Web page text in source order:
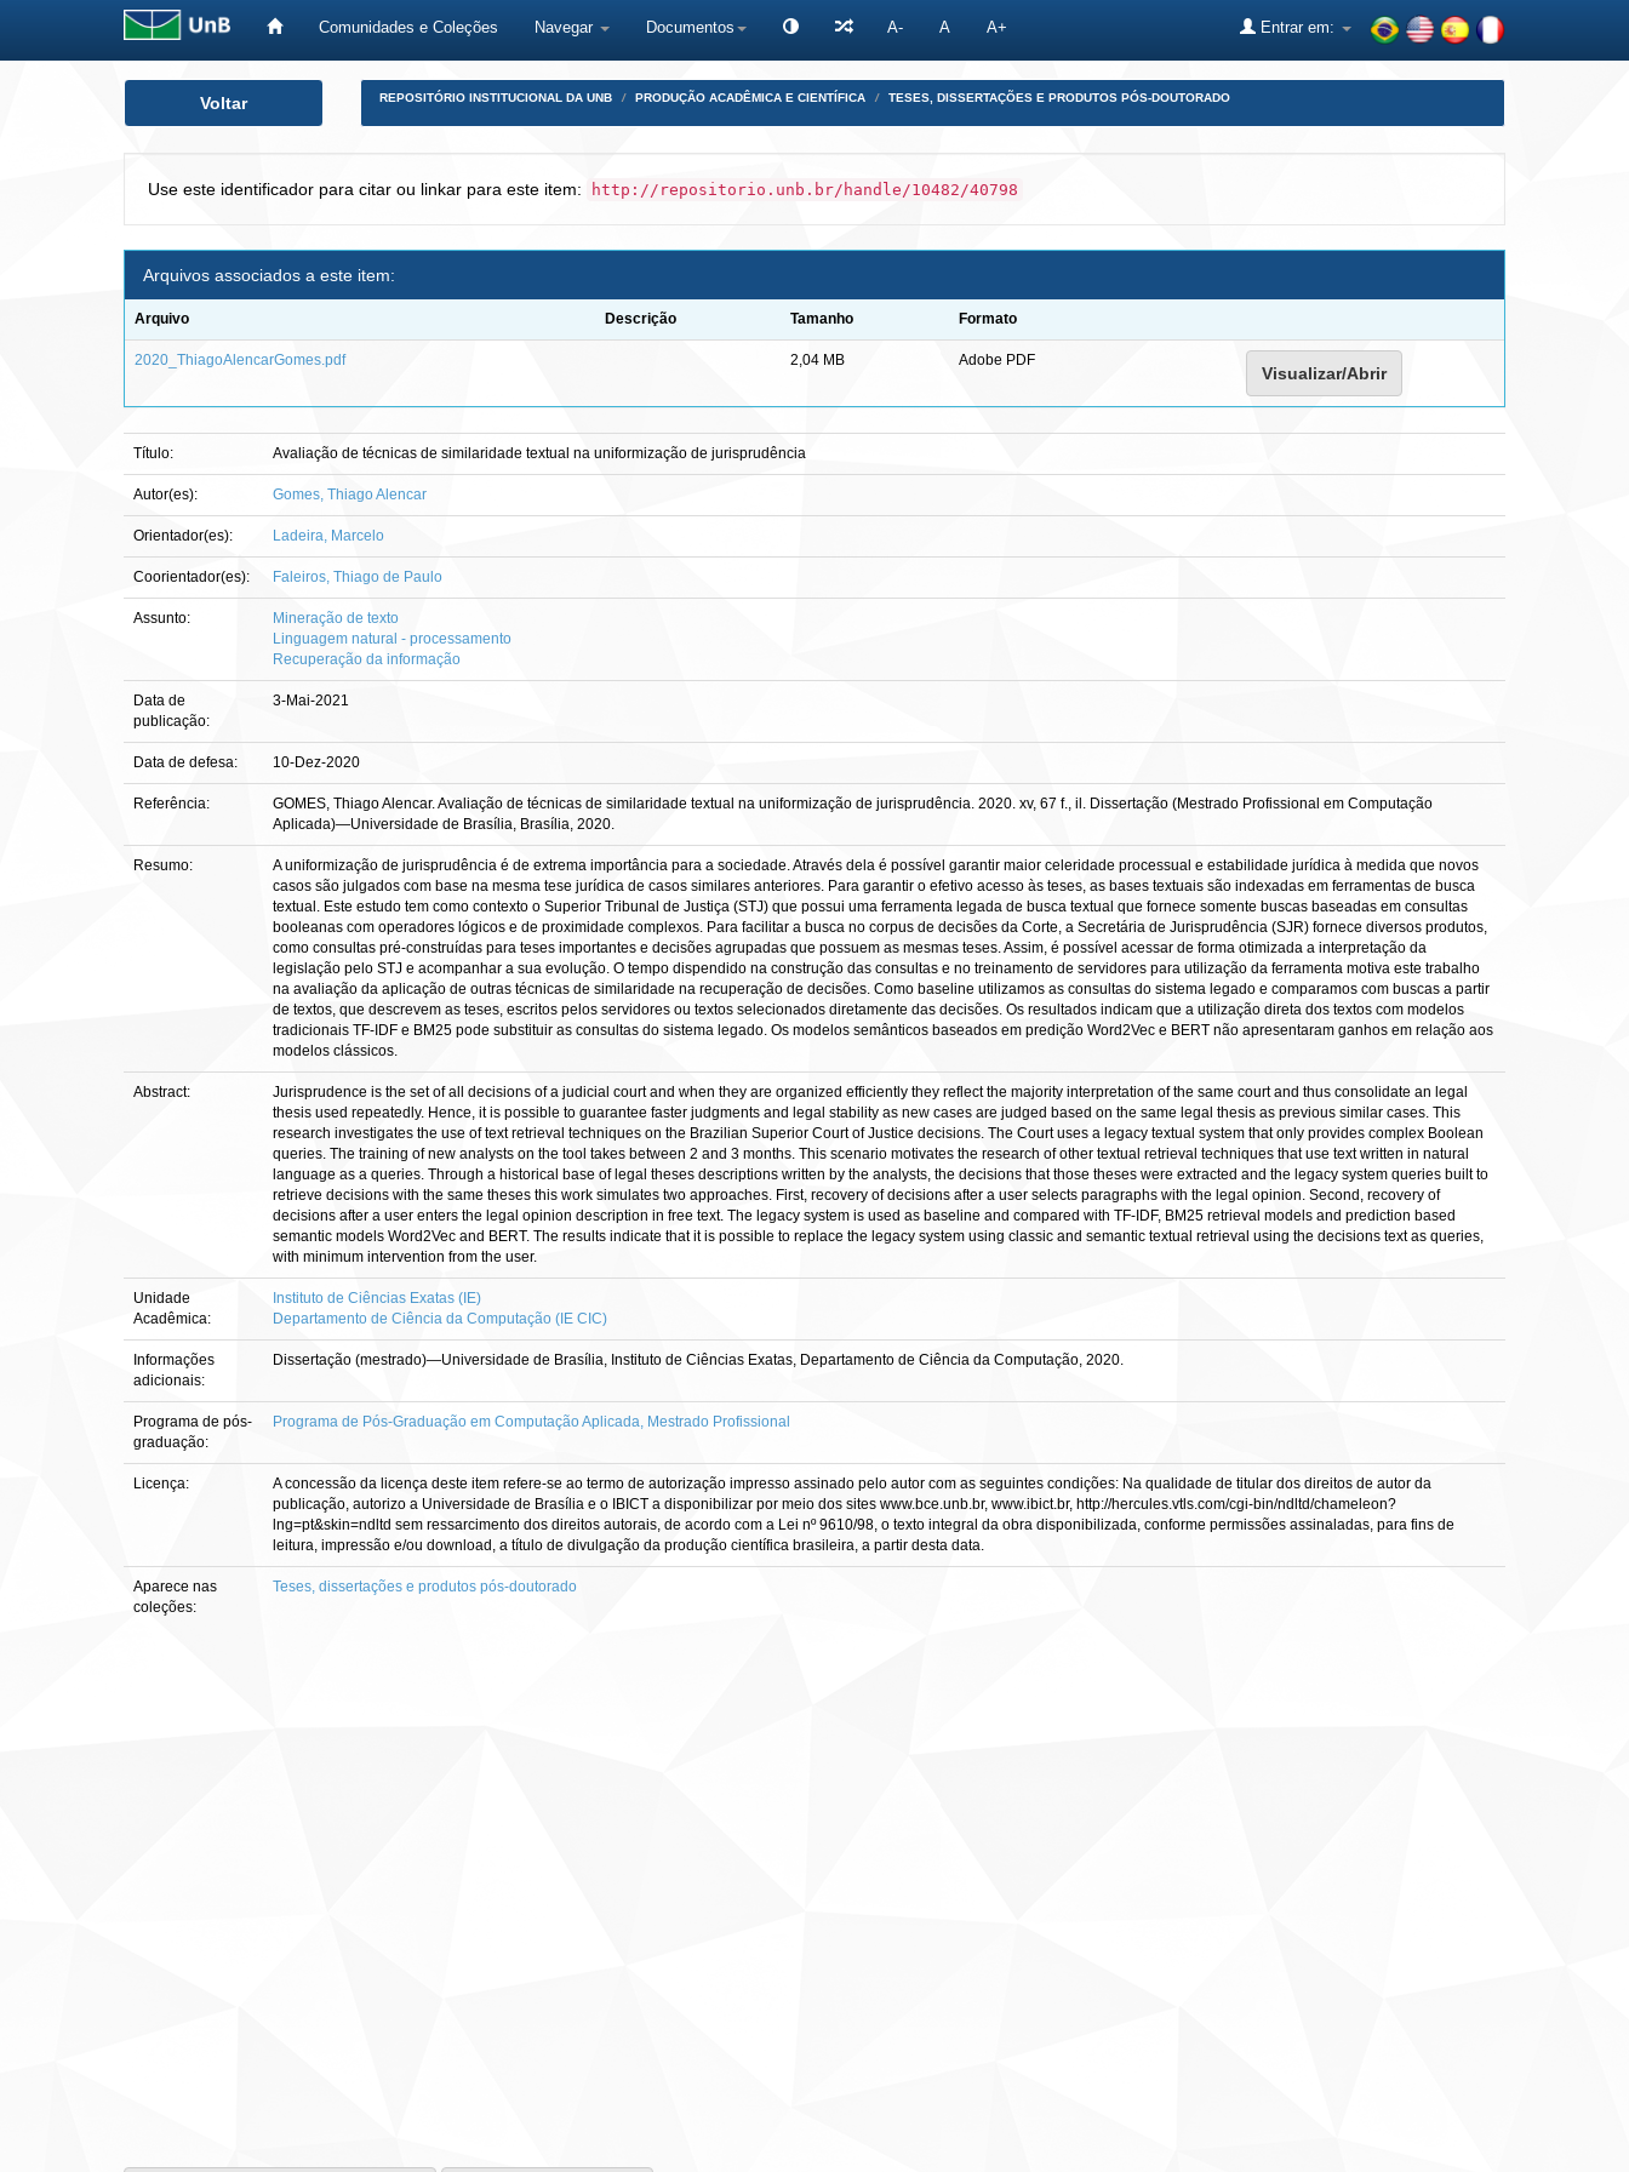
Comunidades e Coleções Navegar Documentos A- A A+ Entrar em:
Voltar REPOSITÓRIO INSTITUCIONAL DA UNB PRODUÇÃO ACADÊMICA E CIENTÍFICA TESES, DISSERTAÇÕES E PRODUTOS PÓS-DOUTORADO
Use este identificador para citar ou linkar para este item: http://repositorio.unb.br/handle/10482/40798
Arquivos associados a este item:
Arquivo Descrição Tamanho Formato
2020_ThiagoAlencarGomes.pdf 2,04 MB Adobe PDF
Visualizar/Abrir
Título: Avaliação de técnicas de similaridade textual na uniformização de jurisprudência
Autor(es): Gomes, Thiago Alencar
Orientador(es): Ladeira, Marcelo
Coorientador(es): Faleiros, Thiago de Paulo
Assunto:
Mineração de texto
Linguagem natural - processamento
Recuperação da informação
Data de
publicação:
3-Mai-2021
Data de defesa: 10-Dez-2020
Referência:
GOMES, Thiago Alencar. Avaliação de técnicas de similaridade textual na uniformização de jurisprudência. 2020. xv, 67 f., il. Dissertação (Mestrado Profissional em Computação
Aplicada)—Universidade de Brasília, Brasília, 2020.
Resumo:
A uniformização de jurisprudência é de extrema importância para a sociedade. Através dela é possível garantir maior celeridade processual e estabilidade jurídica à medida que novos
casos são julgados com base na mesma tese jurídica de casos similares anteriores. Para garantir o efetivo acesso às teses, as bases textuais são indexadas em ferramentas de busca
textual. Este estudo tem como contexto o Superior Tribunal de Justiça (STJ) que possui uma ferramenta legada de busca textual que fornece somente buscas baseadas em consultas
booleanas com operadores lógicos e de proximidade complexos. Para facilitar a busca no corpus de decisões da Corte, a Secretária de Jurisprudência (SJR) fornece diversos produtos,
como consultas pré-construídas para teses importantes e decisões agrupadas que possuem as mesmas teses. Assim, é possível acessar de forma otimizada a interpretação da
legislação pelo STJ e acompanhar a sua evolução. O tempo dispendido na construção das consultas e no treinamento de servidores para utilização da ferramenta motiva este trabalho
na avaliação da aplicação de outras técnicas de similaridade na recuperação de decisões. Como baseline utilizamos as consultas do sistema legado e comparamos com buscas a partir
de textos, que descrevem as teses, escritos pelos servidores ou textos selecionados diretamente das decisões. Os resultados indicam que a utilização direta dos textos com modelos
tradicionais TF-IDF e BM25 pode substituir as consultas do sistema legado. Os modelos semânticos baseados em predição Word2Vec e BERT não apresentaram ganhos em relação aos
modelos clássicos.
Abstract:
Jurisprudence is the set of all decisions of a judicial court and when they are organized efficiently they reflect the majority interpretation of the same court and thus consolidate an legal
thesis used repeatedly. Hence, it is possible to guarantee faster judgments and legal stability as new cases are judged based on the same legal thesis as previous similar cases. This
research investigates the use of text retrieval techniques on the Brazilian Superior Court of Justice decisions. The Court uses a legacy textual system that only provides complex Boolean
queries. The training of new analysts on the tool takes between 2 and 3 months. This scenario motivates the research of other textual retrieval techniques that use text written in natural
language as a queries. Through a historical base of legal theses descriptions written by the analysts, the decisions that those theses were extracted and the legacy system queries built to
retrieve decisions with the same theses this work simulates two approaches. First, recovery of decisions after a user selects paragraphs with the legal opinion. Second, recovery of
decisions after a user enters the legal opinion description in free text. The legacy system is used as baseline and compared with TF-IDF, BM25 retrieval models and prediction based
semantic models Word2Vec and BERT. The results indicate that it is possible to replace the legacy system using classic and semantic textual retrieval using the decisions text as queries,
with minimum intervention from the user.
Unidade
Acadêmica:
Instituto de Ciências Exatas (IE)
Departamento de Ciência da Computação (IE CIC)
Informações
adicionais:
Dissertação (mestrado)—Universidade de Brasília, Instituto de Ciências Exatas, Departamento de Ciência da Computação, 2020.
Programa de pós-
graduação:
Programa de Pós-Graduação em Computação Aplicada, Mestrado Profissional
Licença:
A concessão da licença deste item refere-se ao termo de autorização impresso assinado pelo autor com as seguintes condições: Na qualidade de titular dos direitos de autor da
publicação, autorizo a Universidade de Brasília e o IBICT a disponibilizar por meio dos sites www.bce.unb.br, www.ibict.br, http://hercules.vtls.com/cgi-bin/ndltd/chameleon?
lng=pt&skin=ndltd sem ressarcimento dos direitos autorais, de acordo com a Lei nº 9610/98, o texto integral da obra disponibilizada, conforme permissões assinaladas, para fins de
leitura, impressão e/ou download, a título de divulgação da produção científica brasileira, a partir desta data.
Aparece nas
coleções:
Teses, dissertações e produtos pós-doutorado